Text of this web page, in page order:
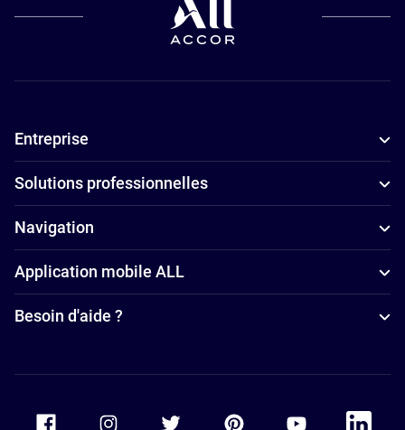
Entreprise
Solutions professionnelles
Navigation
Application mobile ALL
Besoin d'aide ?
Accor Facebook Accor TwitterAccor PinterestAccor Youtube
Accor